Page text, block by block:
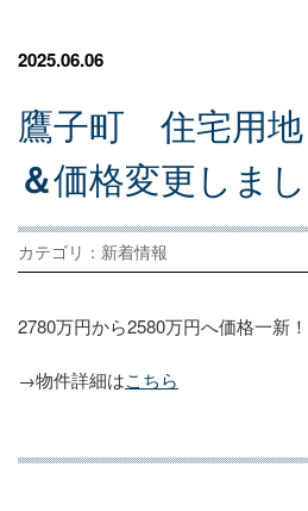
2025.06.06
鷹子町 住宅用地
＆価格変更し ま し
カテゴリ：新着情報
2780万円から2580万円へ価格一新！
→物件詳細はこちら